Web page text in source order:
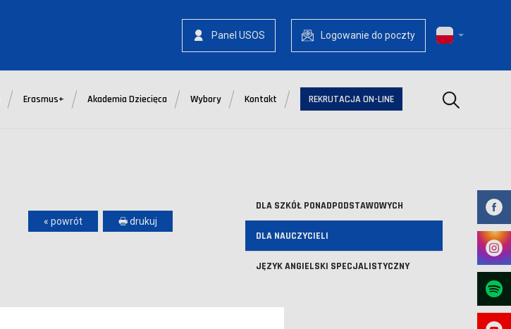
Panel USOS Logowanie do poczty
Erasmus+ Akademia Dziecięca Wybory Kontakt REKRUTACJA ON-LINE Szukaj
DLA SZKÓŁ PONADPODSTAWOWYCH
DLA NAUCZYCIELI
JĘZYK ANGIELSKI SPECJALISTYCZNY
« powrót 🖶 drukuj